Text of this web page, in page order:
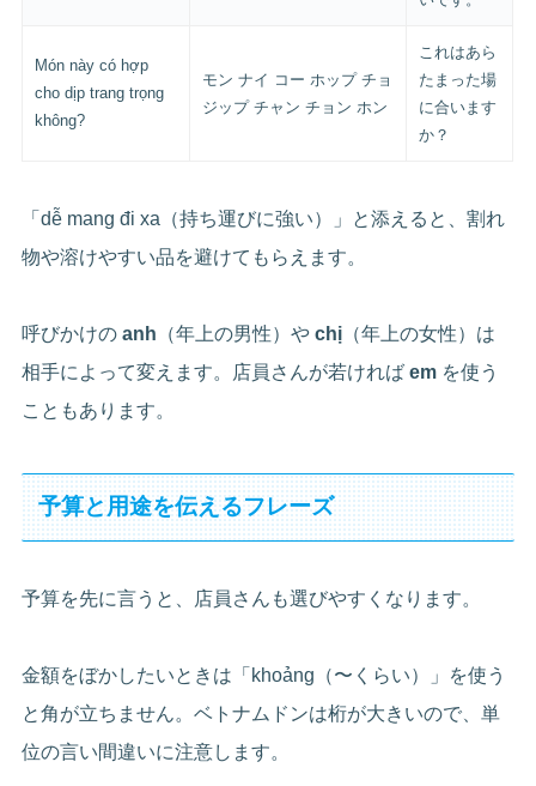
Món này có hợp
cho dịp trang trọng
không?
モン ナイ コー ホップ チョ
ジップ チャン チョン ホン
これはあら
たまった場
に合います
か？
「dễ mang đi xa（持ち運びに強い）」と添えると、割れ
物や溶けやすい品を避けてもらえます。
呼びかけのanh （年上の男性）やchị （年上の女性）は
相手によって変えます。店員さんが若ければem を使う
こともあります。
予算と用途を伝えるフレーズ
予算を先に言うと、店員さんも選びやすくなります。
金額をぼかしたいときは「khoảng（〜くらい）」を使う
と角が立ちません。ベトナムドンは桁が大きいので、単
位の言い間違いに注意します。